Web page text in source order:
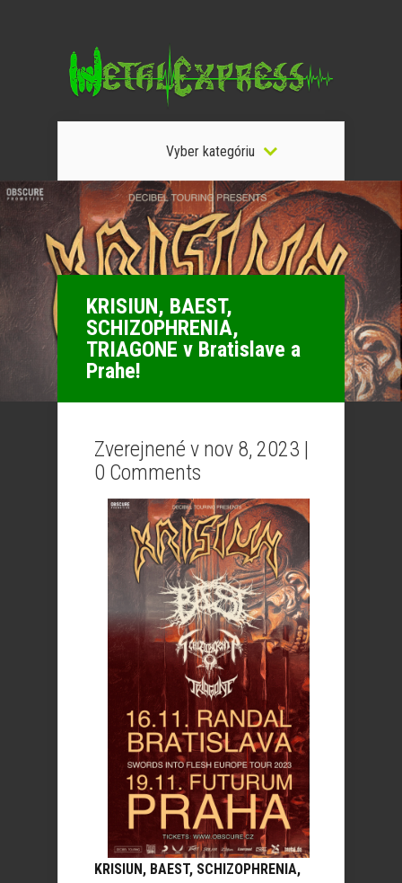
Vyber kategóriu
KRISIUN, BAEST,
SCHIZOPHRENIA,
TRIAGONE v Bratislave a
Prahe!
Zverejnené v nov 8, 2023 |
0 Comments
KRISIUN, BAEST, SCHIZOPHRENIA,